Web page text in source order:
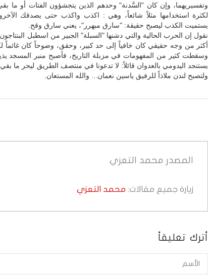
وتفسيريهما، وإن كان "السَّدنة" وحدهم الذين يتجشؤون الفتات أو ما
لكثرة استخدامها مثلاً شائعاً، وهي : اكذب واكذب حتى يصدقك
يستميت الكذب ليصبح حقيقة: "سارق مبهرر"، يعني سارق وقح.
نقول إن الحرب الحالية والتي دشنها "السبلة" الجبير من اسطبل
أكثر من وجه حقيقي كان خافياً إلى حد كبير، وحقق، وضوحاً كان غائماً
وسقطت كثير من المفهومات في مزبلة التاريخ، فأصبح منبر المسجد
يستنجد اليدومي بالعدوان قائلاً: لا تدعونا في منتصف الطريق ليحر
ولتصبح لندن ملاذاً للرفيق ياسين نعمان... والله المستعان.
المصدر محمد التعزي
زيارة جميع مقالات: محمد التعزي
أترك تعليقاً